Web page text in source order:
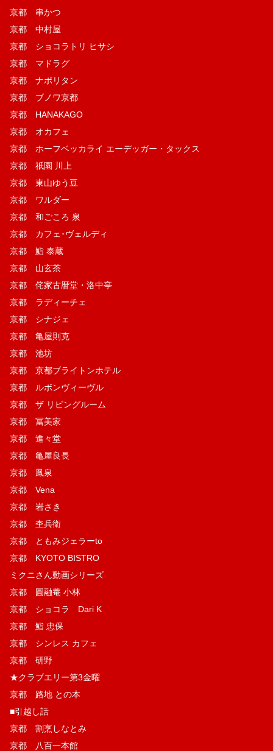
京都 串かつ
京都 中村屋
京都 ショコラトリ ヒサシ
京都 マドラグ
京都 ナポリタン
京都 ブノワ京都
京都 HANAKAGO
京都 オカフェ
京都 ホーフベッカライ エーデッガー・タックス
京都 祇園 川上
京都 東山ゆう豆
京都 ワルダー
京都 和ごころ 泉
京都 カフェ･ヴェルディ
京都 鮨 泰蔵
京都 山玄茶
京都 侘家古暦堂・洛中亭
京都 ラディーチェ
京都 シナジェ
京都 亀屋則克
京都 池坊
京都 京都ブライトンホテル
京都 ルボンヴィーヴル
京都 ザ リビングルーム
京都 冨美家
京都 進々堂
京都 亀屋良長
京都 鳳泉
京都 Vena
京都 岩さき
京都 杢兵衛
京都 ともみジェラーto
京都 KYOTO BISTRO
ミクニさん動画シリーズ
京都 圓融菴 小林
京都 ショコラ Dari K
京都 鮨 忠保
京都 シンレス カフェ
京都 研野
★クラブエリー第3金曜
京都 路地 との本
■引越し話
京都 割烹しなとみ
京都 八百一本館